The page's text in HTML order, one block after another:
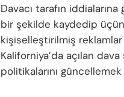
Davacı tarafın iddialarına
bir şekilde kaydedip
kişiselleştirilmiş reklamlar
Kaliforniya’da açılan
politikalarını